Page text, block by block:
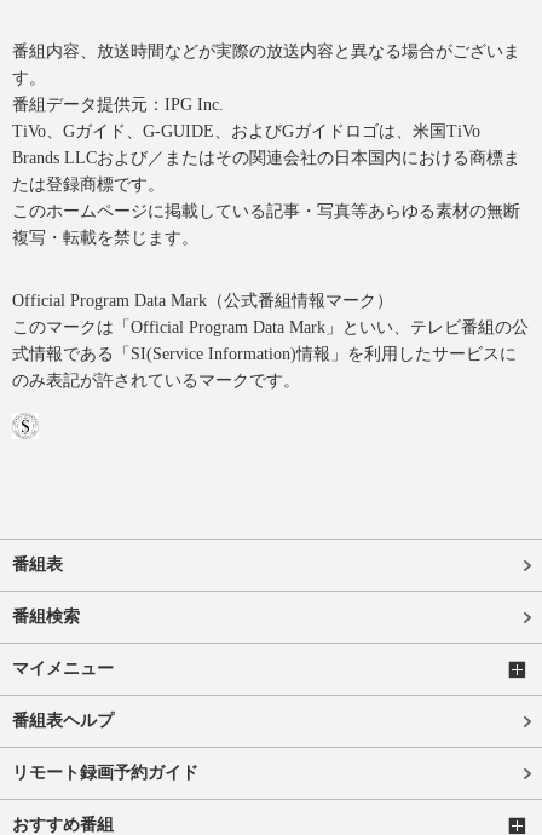
番組内容、放送時間などが実際の放送内容と異なる場合がございま
す。
番組データ提供元：IPG Inc.
TiVo、Gガイド、G-GUIDE、およびGガイドロゴは、米国TiVo
Brands LLCおよび／またはその関連会社の日本国内における商標ま
たは登録商標です。
このホームページに掲載している記事・写真等あらゆる素材の無断
複写・転載を禁じます。
Official Program Data Mark（公式番組情報マーク）
このマークは「Official Program Data Mark」といい、テレビ番組の公
式情報である「SI(Service Information)情報」を利用したサービスに
のみ表記が許されているマークです。
番組表
番組検索
マイメニュー
番組表ヘルプ
リモート録画予約ガイド
おすすめ番組